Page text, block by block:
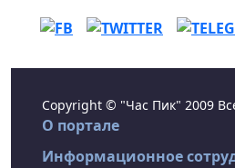
Copyright © "Час Пик" 2009
О портале
Информационное